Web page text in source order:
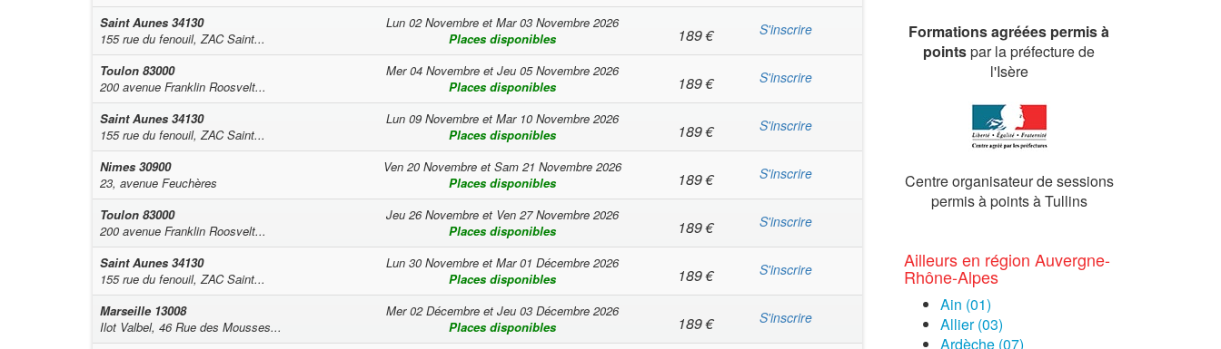
Saint Aunes 34130
155 rue du fenouil, ZAC Saint...
Lun 02 Novembreet Mar 03 Novembre 2026
Places disponibles
189€ S'inscrire
Toulon 83000
200 avenue Franklin Roosvelt...
Mer 04 Novembreet Jeu 05 Novembre 2026
Places disponibles
189€ S'inscrire
Saint Aunes 34130
155 rue du fenouil, ZAC Saint...
Lun 09 Novembreet Mar 10 Novembre 2026
Places disponibles
189€ S'inscrire
Nimes 30900
23, avenue Feuchères
Ven 20 Novembreet Sam 21 Novembre 2026
Places disponibles
189€ S'inscrire
Toulon 83000
200 avenue Franklin Roosvelt...
Jeu 26 Novembreet Ven 27 Novembre 2026
Places disponibles
189€ S'inscrire
Saint Aunes 34130
155 rue du fenouil, ZAC Saint...
Lun 30 Novembreet Mar 01 Décembre 2026
Places disponibles
189€ S'inscrire
Marseille 13008
Ilot Valbel, 46 Rue des Mousses...
Mer 02 Décembreet Jeu 03 Décembre 2026
Places disponibles
189€ S'inscrire
Formations agréées permis à
pointspar la préfecture de
l'Isère
Centre organisateur de sessions
permis à points à Tullins
Ailleurs en région Auvergne-
Rhône-Alpes
Ain (01)
Allier (03)
Ardèche (07)